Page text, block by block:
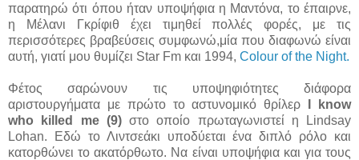
παρατηρώ ότι όπου ήταν υποψήφια η Μαντόνα, το έπαιρνε,
η Μέλανι Γκρίφιθ έχει τιμηθεί πολλές φορές, με τις
περισσότερες βραβεύσεις συμφωνώ,μία που διαφωνώ είναι
αυτή, γιατί μου θυμίζει Star Fm και 1994, Colour of the Night.
Φέτος σαρώνουν τις υποψηφιότητες διάφορα
αριστουργήματα με πρώτο το αστυνομικό θρίλερ I know
who killed me (9) στο οποίο πρωταγωνιστεί η Lindsay
Lohan. Εδώ το Λιντσεάκι υποδύεται ένα διπλό ρόλο και
κατορθώνει το ακατόρθωτο. Να είναι υποψήφια και για τους